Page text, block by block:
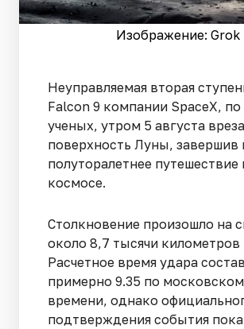
Изображение: Grok
Неуправляемая вторая
Falcon 9 компании SpaceX,
ученых, утром 5 августа
поверхность Луны, завершив
полуторалетнее путешествие
космосе.
Столкновение произошло на
около 8,7 тысячи километров
Расчетное время удара
примерно 9.35 по
времени, однако
подтверждения события